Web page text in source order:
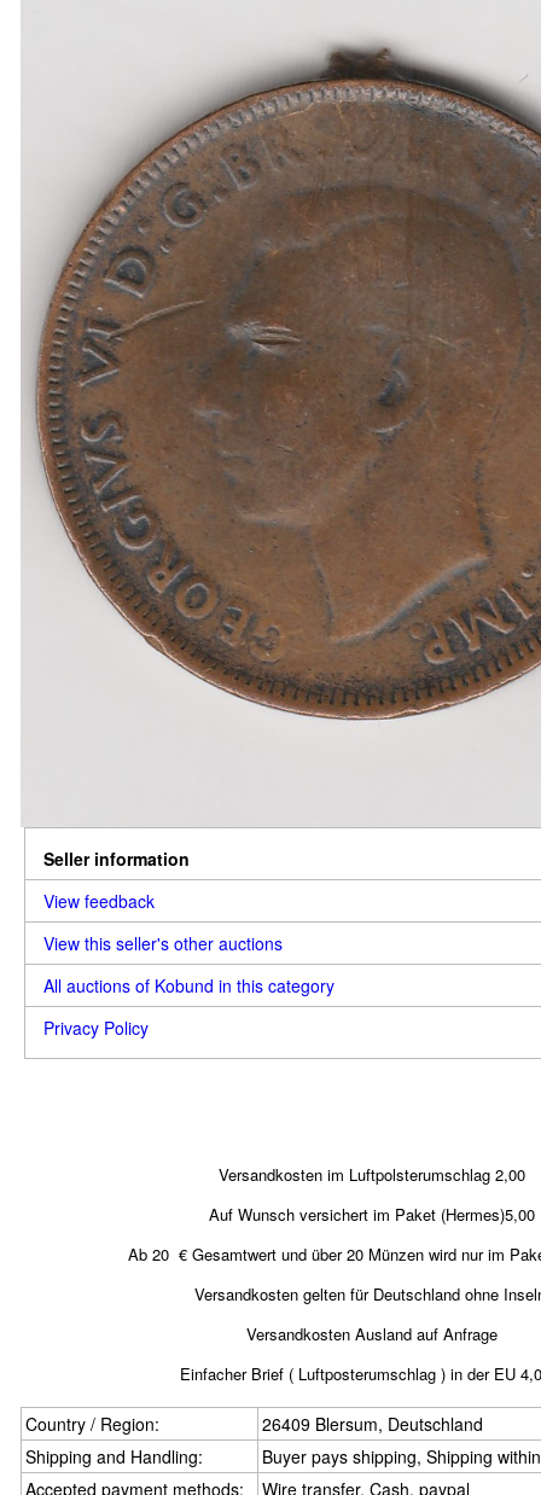
Seller information
View feedback
View this seller's other auctions
All auctions of Kobund in this category
Privacy Policy
Versandkosten im Luftpolsterumschlag 2,00
Auf Wunsch versichert im Paket (Hermes)5,00
Ab 20 € Gesamtwert und über 20 Münzen wird nur im
Versandkosten gelten für Deutschland ohne
Versandkosten Ausland auf Anfrage
Einfacher Brief ( Luftposterumschlag ) in der EU
Country / Region:
26409 Blersum, Deutschland
Shipping and Handling:
Buyer pays shipping, Shipping
Accepted payment methods:
Wire transfer, Cash, paypal